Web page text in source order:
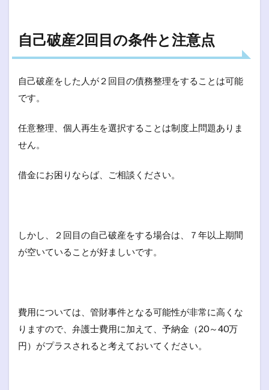
自己破産2回目の条件と注意点
自己破産をした人が２回目の債務整理をすることは可能
です。
任意整理、個人再生を選択することは制度上問題ありま
せん。
借金にお困りならば、ご相談ください。
しかし、２回目の自己破産をする場合は、７年以上期間
が空いていることが好ましいです。
費用については、管財事件となる可能性が非常に高くな
りますので、弁護士費用に加えて、予納金（20～40万
円）がプラスされると考えておいてください。